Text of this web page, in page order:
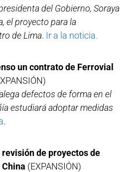
del Gobierno, Soraya
el proyecto para la
de Lima. Ir a la noticia.
un contrato de Ferrovial
defectos de forma en el
estudiará adoptar medidas
.
de proyectos de
(EXPANSIÓN)